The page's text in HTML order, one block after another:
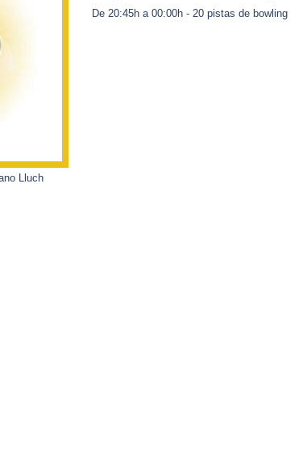
Lluch
De 20:45h a 00:00h - 20 pistas de bowling